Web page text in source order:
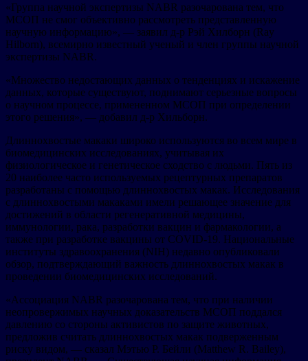
«Группа научной экспертизы NABR разочарована тем, что
МСОП не смог объективно рассмотреть представленную
научную информацию», — заявил д-р Рэй Хилборн (Ray
Hilborn), всемирно известный ученый и член группы научной
экспертизы NABR.
«Множество недостающих данных о тенденциях и искажение
данных, которые существуют, поднимают серьезные вопросы
о научном процессе, примененном МСОП при определении
этого решения», — добавил д-р Хильборн.
Длиннохвостые макаки широко используются во всем мире в
биомедицинских исследованиях, учитывая их
физиологическое и генетическое сходство с людьми. Пять из
20 наиболее часто используемых рецептурных препаратов
разработаны с помощью длиннохвостых макак. Исследования
с длиннохвостыми макаками имели решающее значение для
достижений в области регенеративной медицины,
иммунологии, рака, разработки вакцин и фармакологии, а
также при разработке вакцины от COVID-19. Национальные
институты здравоохранения (NIH) недавно опубликовали
обзор, подтверждающий важность длиннохвостых макак в
проведении биомедицинских исследований.
«Ассоциация NABR разочарована тем, что при наличии
неопровержимых научных доказательств МСОП поддался
давлению со стороны активистов по защите животных,
предложив считать длиннохвостых макак подверженным
риску видом, — сказал Мэтью Р. Бейли (Matthew R. Bailey),